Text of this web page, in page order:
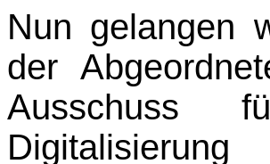
Nun gelangen
der
Ausschuss